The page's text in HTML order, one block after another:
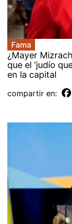
Fama
¿Mayer
que el ‘judío
en la capital
compartir en: